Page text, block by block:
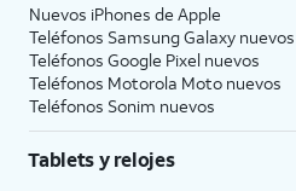
Nuevos iPhones de Apple
Teléfonos Samsung Galaxy nuevos
Teléfonos Google Pixel nuevos
Teléfonos Motorola Moto nuevos
Teléfonos Sonim nuevos
Tablets y relojes